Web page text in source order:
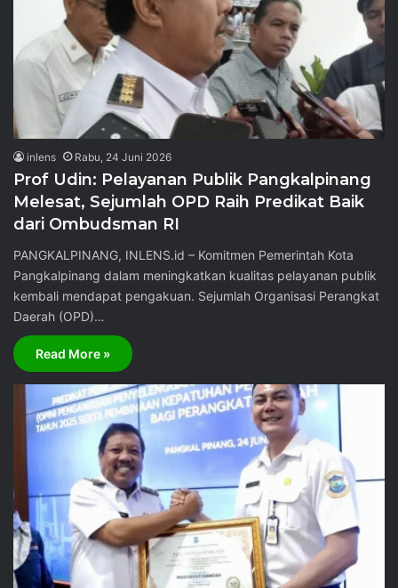
inlens Rabu, 24 Juni 2026
Prof Udin: Pelayanan Publik Pangkalpinang
Melesat, Sejumlah OPD Raih Predikat Baik
dari Ombudsman RI
PANGKALPINANG, INLENS.id – Komitmen Pemerintah Kota
Pangkalpinang dalam meningkatkan kualitas pelayanan publik
kembali mendapat pengakuan. Sejumlah Organisasi Perangkat
Daerah (OPD)…
Read More »